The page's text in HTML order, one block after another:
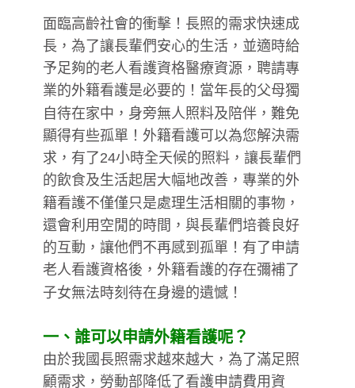
面臨高齡社會的衝擊！長照的需求快速成
長，為了讓長輩們安心的生活，並適時給
予足夠的老人看護資格醫療資源，聘請專
業的外籍看護是必要的！當年長的父母獨
自待在家中，身旁無人照料及陪伴，難免
顯得有些孤單！外籍看護可以為您解決需
求，有了24小時全天候的照料，讓長輩們
的飲食及生活起居大幅地改善，專業的外
籍看護不僅僅只是處理生活相關的事物，
還會利用空閒的時間，與長輩們培養良好
的互動，讓他們不再感到孤單！有了申請
老人看護資格後，外籍看護的存在彌補了
子女無法時刻待在身邊的遺憾！
一、誰可以申請外籍看護呢？
由於我國長照需求越來越大，為了滿足照
顧需求，勞動部降低了看護申請費用資